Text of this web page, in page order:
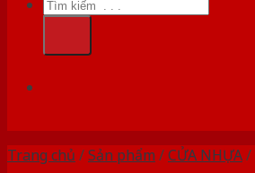
kiếm:
Trang chủ /Sản phẩm /CỬA NHỰA/